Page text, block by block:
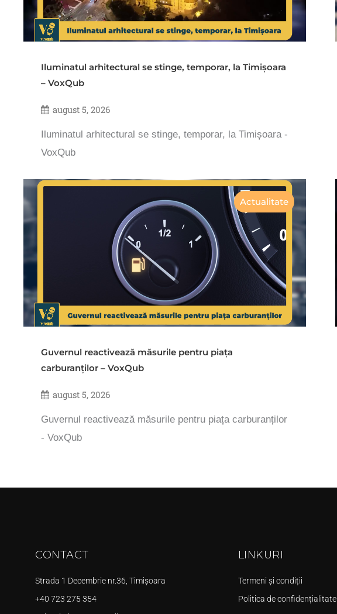
Iluminatul arhitectural se stinge, temporar, la Timișoara
– VoxQub
august 5, 2026
Iluminatul arhitectural se stinge, temporar, la Timișoara -
VoxQub
Actualitate
Guvernul reactivează măsurile pentru piața
carburanților – VoxQub
august 5, 2026
Guvernul reactivează măsurile pentru piața carburanților
- VoxQub
CONTACT
Strada 1 Decembrie nr.36, Timișoara
+40 723 275 354
LINKURI
Termeni și condiții
Politica de confidențialitate